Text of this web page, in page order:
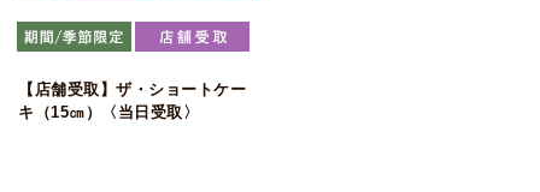
【店舗受取】ザ・ショートケー
キ（15㎝）〈当日受取〉